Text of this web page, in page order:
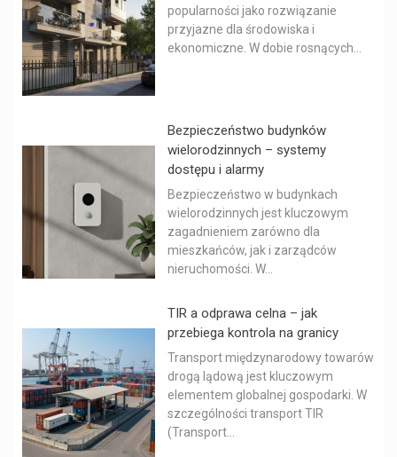
popularności jako rozwiązanie
przyjazne dla środowiska i
ekonomiczne. W dobie rosnących...
Bezpieczeństwo budynków
wielorodzinnych – systemy
dostępu i alarmy
Bezpieczeństwo w budynkach
wielorodzinnych jest kluczowym
zagadnieniem zarówno dla
mieszkańców, jak i zarządców
nieruchomości. W...
TIR a odprawa celna – jak
przebiega kontrola na granicy
Transport międzynarodowy towarów
drogą lądową jest kluczowym
elementem globalnej gospodarki. W
szczególności transport TIR
(Transport...